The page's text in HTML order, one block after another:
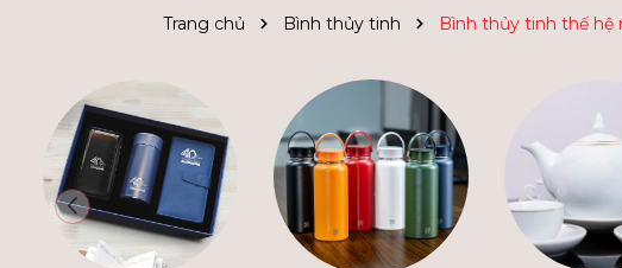
Trang chủ Bình thủy tinh Bình thủy tinh thế hệ